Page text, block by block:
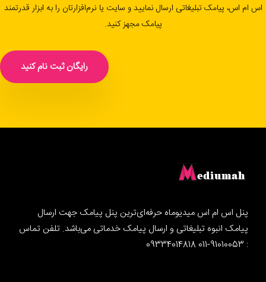
اس ام اس، پیامک تبلیغاتی ارسال نمایید و سایت یا نرم‌افزارتان را به ابزار قدرتمند
پیامک مجهز کنید.
رایگان ثبت نام کنید
پنل اس ام اس میدیوماه حرفه‌ای‌ترین پنل پیامک جهت ارسال
پیامک انبوه تبلیغاتی و ارسال پیامک خدماتی می‌باشد. تلفن تماس
: 91010053-011 09334014818